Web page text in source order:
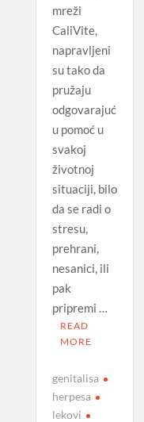
mreži
CaliVite,
napravljeni
su tako da
pružaju
odgovarajuć
u pomoć u
svakoj
životnoj
situaciji, bilo
da se radi o
stresu,
prehrani,
nesanici, ili
pak
pripremi …
READ
MORE
genitalisa
herpesa
lekovi